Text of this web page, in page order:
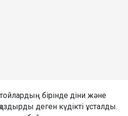
бірінде діни және
деген күдікті ұсталды.